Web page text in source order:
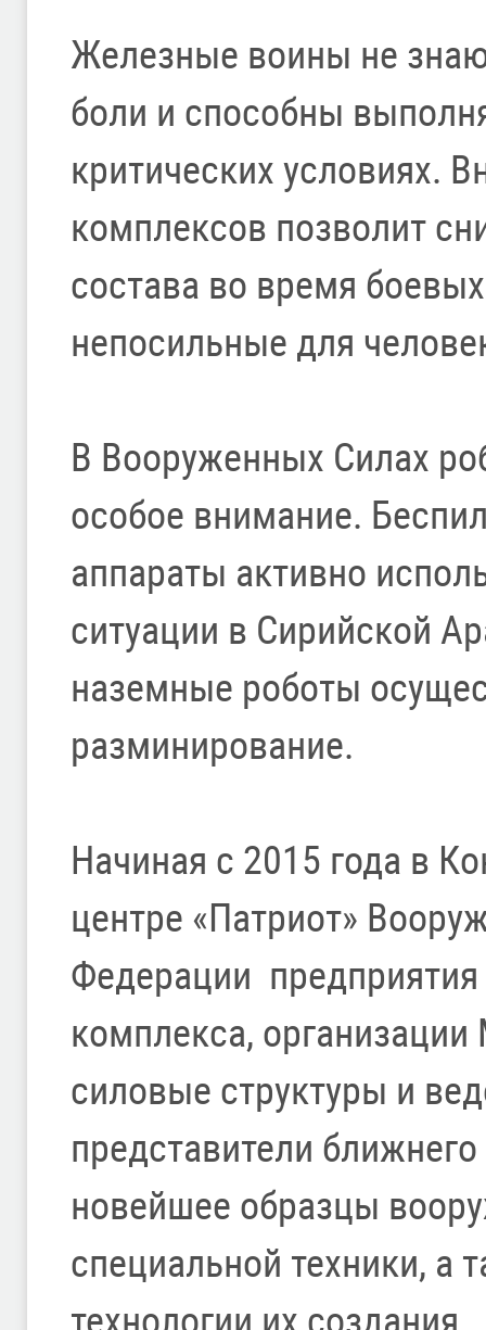
Железные воины не
боли и способны
критических условиях.
комплексов позволит
состава во время
непосильные для
В Вооруженных Силах
особое внимание.
аппараты активно
ситуации в Сирийской
наземные роботы
разминирование.
Начиная с 2015 года в
центре «Патриот»
Федерации
комплекса,
силовые структуры и
представители
новейшее образцы
специальной техники, а